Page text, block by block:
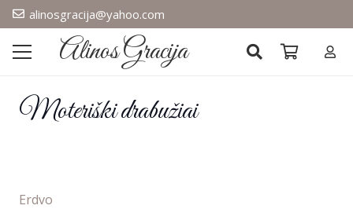
alinosgracija@yahoo.com
Alinos Gracija
Moteriški drabužiai
Erdvo